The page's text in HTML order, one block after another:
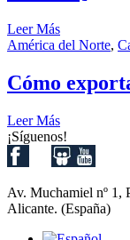
Leer Más
América del Norte,
Cómo
Leer Más
¡Síguenos!
Av. Muchamiel nº 1,
Alicante. (España)